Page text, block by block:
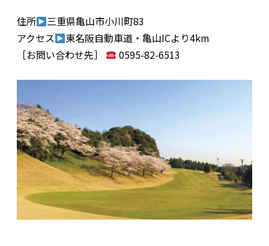
住所
三重県亀山市小川町83
アクセス
東名阪自動車道・亀山ICより4km
［お問い合わせ先］
0595-82-6513